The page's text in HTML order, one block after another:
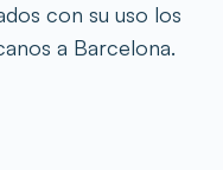
con su uso los
a Barcelona.